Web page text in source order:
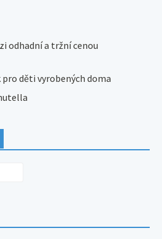
odhadní a tržní cenou
děti vyrobených doma